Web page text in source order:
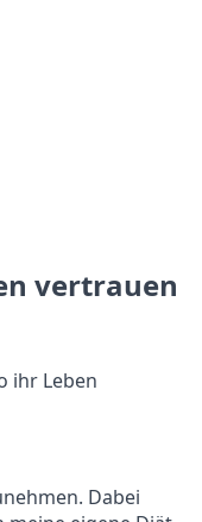
vertrauen
ihr Leben
Dabei